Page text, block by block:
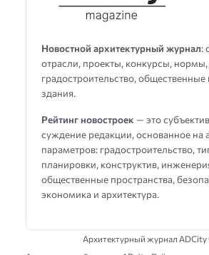
Новостной архитектурный журнал:
отрасли, проекты, конкурсы, нормы,
градостроительство,
здания.
Рейтинг новостроек — это
суждение редакции, основанное на
параметров: градостроительство,
планировки, конструктив,
общественные пространства,
экономика и архитектура.
Архитектурный журнал